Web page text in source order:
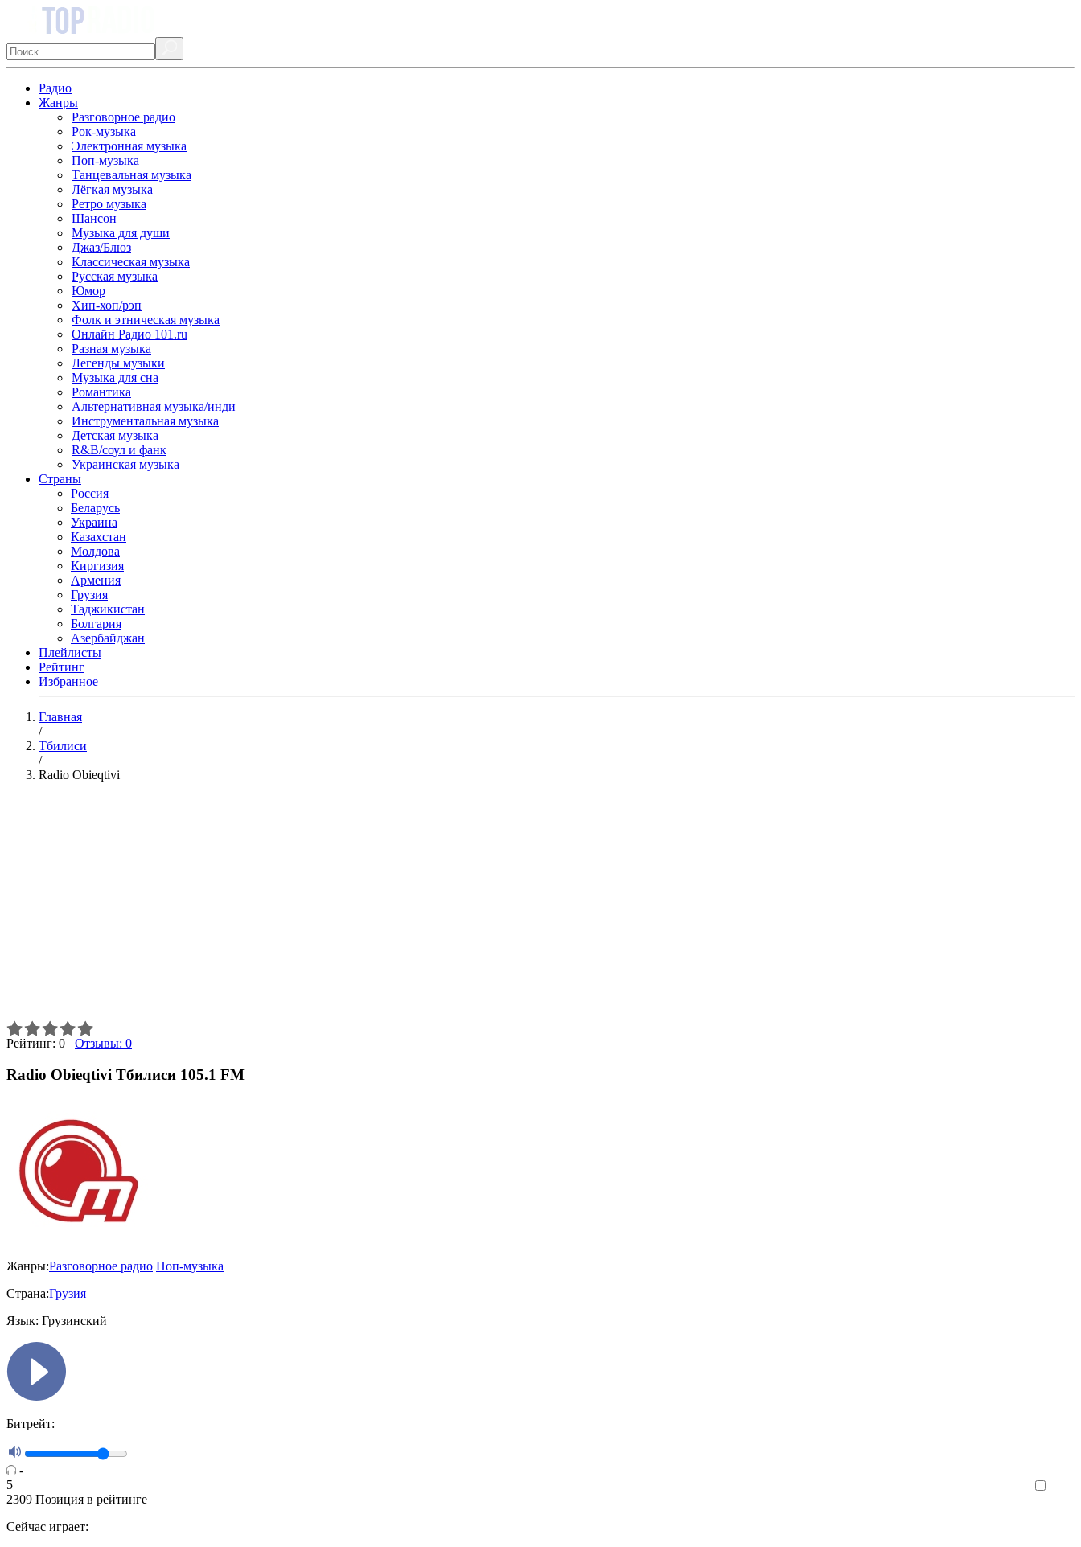
Радио
Жанры
Разговорное радио
Рок-музыка
Электронная музыка
Поп-музыка
Танцевальная музыка
Лёгкая музыка
Ретро музыка
Шансон
Музыка для души
Джаз/Блюз
Классическая музыка
Русская музыка
Юмор
Хип-хоп/рэп
Фолк и этническая музыка
Онлайн Радио 101.ru
Разная музыка
Легенды музыки
Музыка для сна
Романтика
Альтернативная музыка/инди
Инструментальная музыка
Детская музыка
R&B/cоул и фанк
Украинская музыка
Страны
Россия
Беларусь
Украина
Казахстан
Молдова
Киргизия
Армения
Грузия
Таджикистан
Болгария
Азербайджан
Плейлисты
Рейтинг
Избранное
Главная
/
Тбилиси
/
Radio Obieqtivi
Рейтинг: 0 Отзывы: 0
Radio Obieqtivi Тбилиси 105.1 FM
Жанры:Разговорное радио Поп-музыка
Страна:Грузия
Язык: Грузинский
Битрейт:
-
5
2309 Позиция в рейтинге
Сейчас играет: